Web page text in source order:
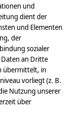
und
dient der
und Elementen
der
sozialer
an Dritte
übermittelt, in
vorliegt (z. B.
Nutzung unserer
über